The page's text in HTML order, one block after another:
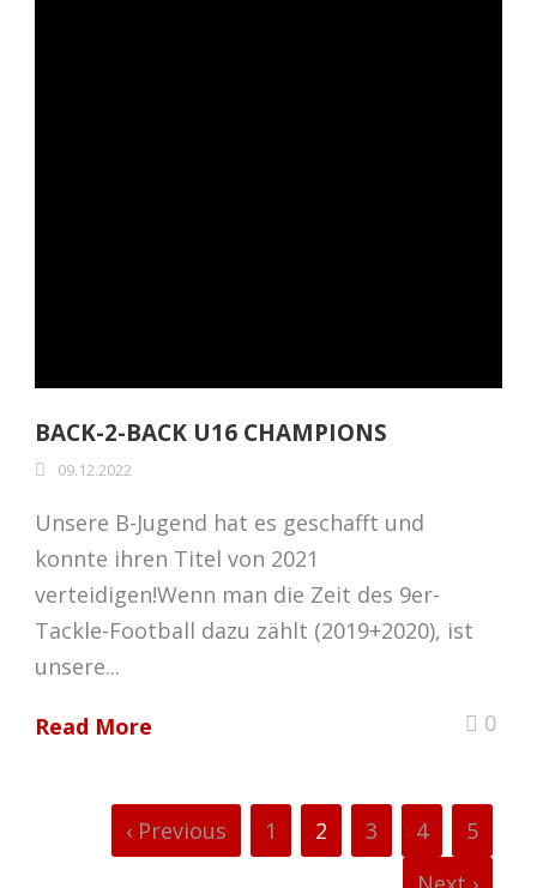
BACK-2-BACK U16 CHAMPIONS
09.12.2022
Unsere B-Jugend hat es geschafft und
konnte ihren Titel von 2021
verteidigen!Wenn man die Zeit des 9er-
Tackle-Football dazu zählt (2019+2020), ist
unsere...
Read More 0
‹ Previous 1 2 3 4
5